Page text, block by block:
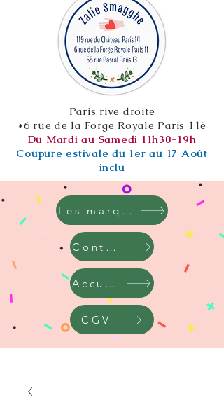
Paris rive droite
*6 rue de la Forge Royale Paris 11è
Du Mardi au Samedi 11h30-19h
Coupure estivale du 1er au 17 Août
inclu
Les marques
Contact
Accueil
CGV